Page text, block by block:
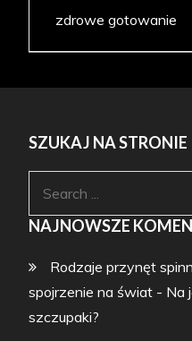
zdrowe gotowanie
SZUKAJ NA STRONIE
NAJNOWSZE
Rodzaje przynęt
spojrzenie na świat - Na
szczupaki?